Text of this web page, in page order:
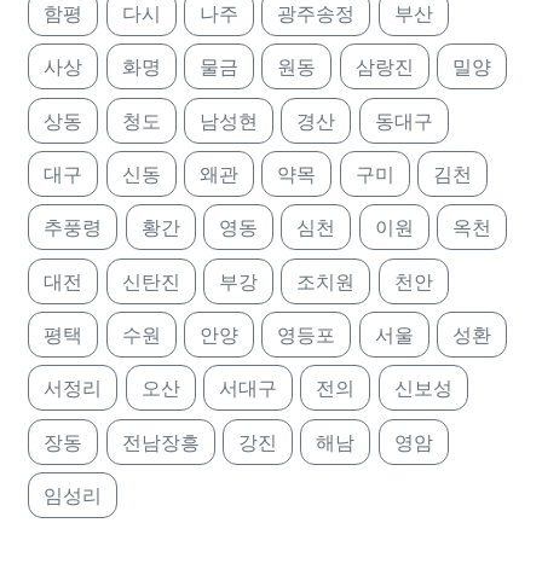
함평 다시 나주 광주송정 부산
사상 화명 물금 원동 삼랑진 밀양
상동 청도 남성현 경산 동대구
대구 신동 왜관 약목 구미 김천
추풍령 황간 영동 심천 이원 옥천
대전 신탄진 부강 조치원 천안
평택 수원 안양 영등포 서울 성환
서정리 오산 서대구 전의 신보성
장동 전남장흥 강진 해남 영암
임성리